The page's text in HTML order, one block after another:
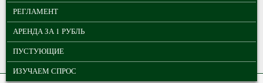
РЕГЛАМЕНТ
АРЕНДА ЗА 1 РУБЛЬ
ПУСТУЮЩИЕ
ИЗУЧАЕМ СПРОС